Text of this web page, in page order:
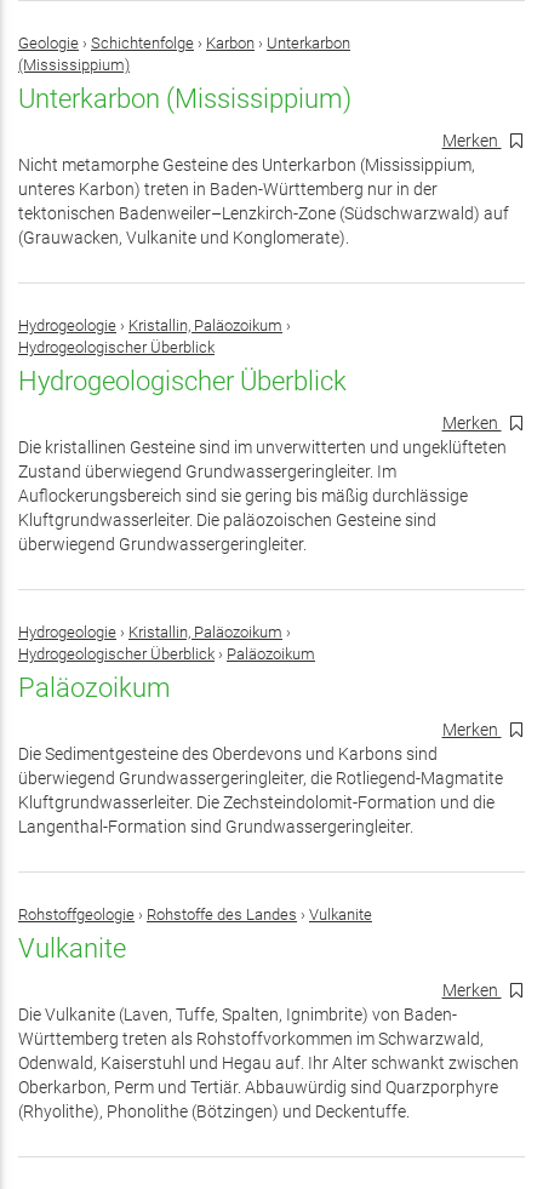
Geologie › Schichtenfolge › Karbon › Unterkarbon
(Mississippium)
Unterkarbon (Mississippium)
Merken
Nicht metamorphe Gesteine des Unterkarbon (Mississippium,
unteres Karbon) treten in Baden-Württemberg nur in der
tektonischen Badenweiler–Lenzkirch-Zone (Südschwarzwald) auf
(Grauwacken, Vulkanite und Konglomerate).
Hydrogeologie › Kristallin, Paläozoikum ›
Hydrogeologischer Überblick
Hydrogeologischer Überblick
Merken
Die kristallinen Gesteine sind im unverwitterten und ungeklüfteten
Zustand überwiegend Grundwassergeringleiter. Im
Auflockerungsbereich sind sie gering bis mäßig durchlässige
Kluftgrundwasserleiter. Die paläozoischen Gesteine sind
überwiegend Grundwassergeringleiter.
Hydrogeologie › Kristallin, Paläozoikum ›
Hydrogeologischer Überblick › Paläozoikum
Paläozoikum
Merken
Die Sedimentgesteine des Oberdevons und Karbons sind
überwiegend Grundwassergeringleiter, die Rotliegend-Magmatite
Kluftgrundwasserleiter. Die Zechsteindolomit-Formation und die
Langenthal-Formation sind Grundwassergeringleiter.
Rohstoffgeologie › Rohstoffe des Landes › Vulkanite
Vulkanite
Merken
Die Vulkanite (Laven, Tuffe, Spalten, Ignimbrite) von Baden-
Württemberg treten als Rohstoffvorkommen im Schwarzwald,
Odenwald, Kaiserstuhl und Hegau auf. Ihr Alter schwankt zwischen
Oberkarbon, Perm und Tertiär. Abbauwürdig sind Quarzporphyre
(Rhyolithe), Phonolithe (Bötzingen) und Deckentuffe.